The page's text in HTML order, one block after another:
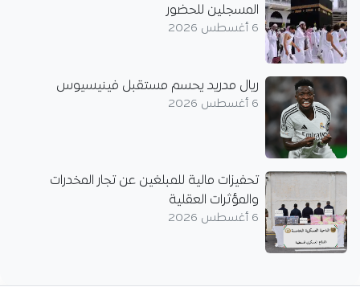
المسجلين للحضور
6 أغسطس 2026
ريال مدريد يحسم مستقبل فينيسيوس
6 أغسطس 2026
تحفيزات مالية للمبلغين عن تجار المخدرات
والمؤثرات العقلية
6 أغسطس 2026